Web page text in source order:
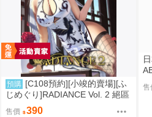
預購 [C108預約][小竣的賣場][ふ
じめぐり]RADIANCE Vol. 2 絕區
零 同人誌id=3755087
售價 390
/
售